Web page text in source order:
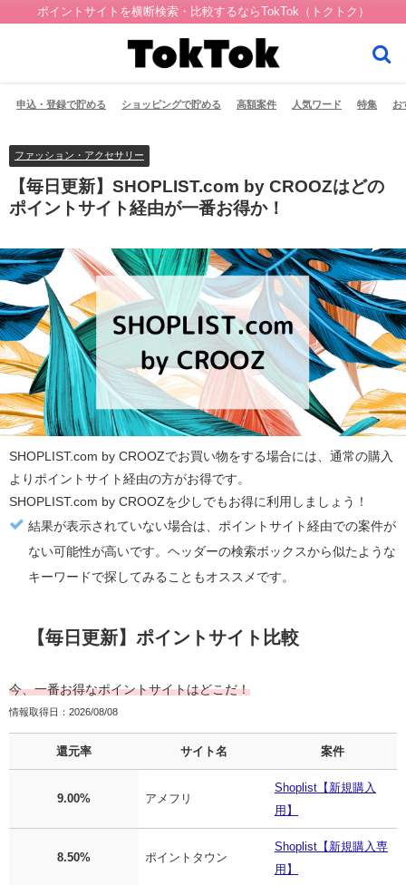
ポイントサイトを横断検索・比較するならTokTok（トクトク）
申込・登録で貯める ショッピングで貯める 高額案件 人気ワード 特集 お
ファッション・アクセサリー
【毎日更新】SHOPLIST.com by CROOZはどの
ポイントサイト経由が一番お得か！
SHOPLIST.com by CROOZでお買い物をする場合には、通常の購入
より ポイントサイト経由の方がお得です。
SHOPLIST.com by CROOZを少しでもお得に利用しましょう！
結果が表示されていない場合は、ポイントサイト経由での案件が
ない可能性が高いです。ヘッダーの検索ボックスから似たような
キーワードで探してみることもオススメです。
【毎日更新】ポイントサイト比較
今、一番お得なポイントサイトはどこだ！
情報取得日：2026/08/08
還元率 サイト名 案件
9.00% アメフリ
Shoplist【新規購入
用】
8.50% ポイントタウン
Shoplist【新規購入専
用】